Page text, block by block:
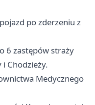
po zderzeniu z
6 zastępów straży
Chodzieży.
Medycznego